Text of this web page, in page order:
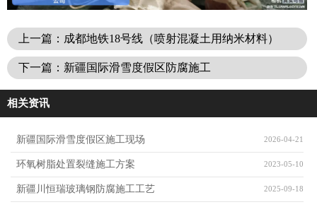
上一篇：成都地铁18号线（喷射混凝土用纳米材料）
下一篇：新疆国际滑雪度假区防腐施工
相关资讯
2026-04-21
新疆国际滑雪度假区施工现场
2023-05-10
环氧树脂处置裂缝施工方案
2025-09-18
新疆川恒瑞玻璃钢防腐施工工艺